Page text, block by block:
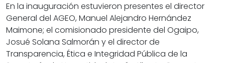
En la inauguración estuvieron presentes el director
General del AGEO, Manuel Alejandro Hernández
Maimone; el comisionado presidente del Ogaipo,
Josué Solana Salmorán y el director de
Transparencia, Ética e Integridad Pública de la